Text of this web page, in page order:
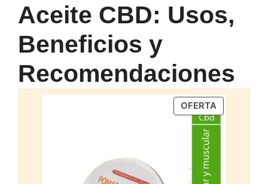
Aceite CBD: Usos,
Beneficios y
Recomendaciones
OFERTAPRODUCTO
EN